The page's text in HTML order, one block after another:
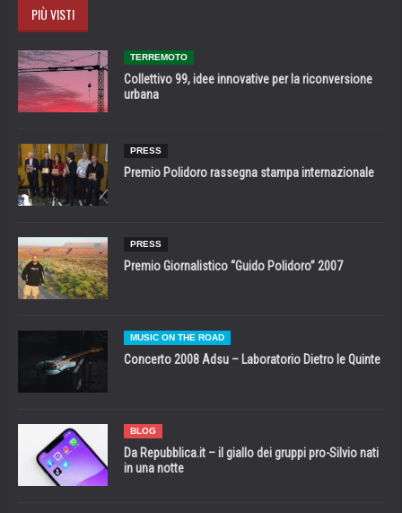
PIÙ VISTI
TERREMOTO
Collettivo 99, idee innovative per la riconversione
urbana
PRESS
Premio Polidoro rassegna stampa internazionale
PRESS
Premio Giornalistico “Guido Polidoro” 2007
MUSIC ON THE ROAD
Concerto 2008 Adsu – Laboratorio Dietro le Quinte
BLOG
Da Repubblica.it – il giallo dei gruppi pro-Silvio nati
in una notte